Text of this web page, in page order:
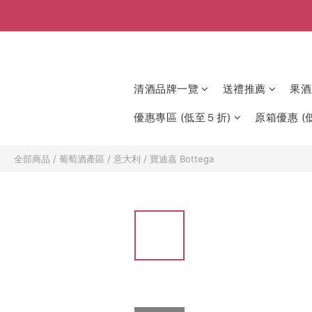
清酒品牌一覽 送禮推薦 果
優惠專區 (低至５折) 原箱優惠 (
全部商品 / 葡萄酒產區 / 意大利 / 寶迪嘉 Bottega